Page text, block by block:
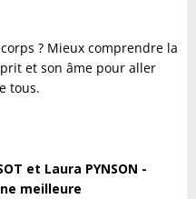
? Mieux comprendre la
et son âme pour aller
tous.
et Laura PYNSON -
meilleure